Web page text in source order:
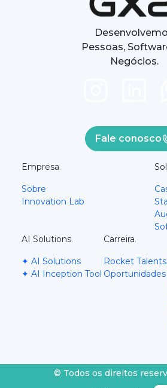
Pessoas,
Negócios.
Fale conosco
Empresa.
Sobre
Innovation Lab
AI Solutions.
✦ AI Solutions
✦ AI Inception Tool
Carreira.
Rocket Talents
Oportunidades
© Todos os direitos